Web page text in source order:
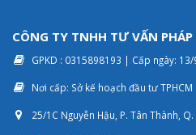
CÔNG TY TNHH TƯ VẤN
GPKD : 0315898193 | Cấp ngày:
Nơi cấp: Sở kế hoạch đầu tư TPHCM
25/1C Nguyễn Hậu, P. Tân Thành, Q.